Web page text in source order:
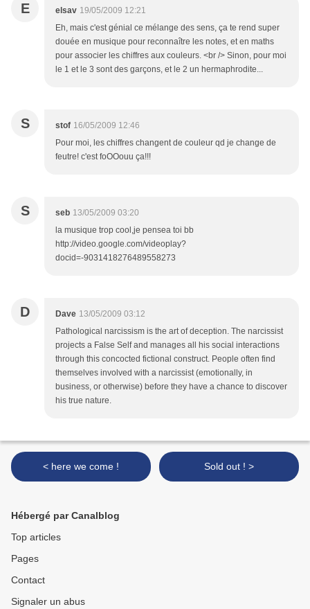
E elsav 19/05/2009 12:21
Eh, mais c'est génial ce mélange des sens, ça te rend super
douée en musique pour reconnaître les notes, et en maths
pour associer les chiffres aux couleurs. <br /> Sinon, pour moi
le 1 et le 3 sont des garçons, et le 2 un hermaphrodite...
S stof 16/05/2009 12:46
Pour moi, les chiffres changent de couleur qd je change de
feutre! c'est foOOouu ça!!!
S seb 13/05/2009 03:20
la musique trop cool,je pensea toi bb
http://video.google.com/videoplay?
docid=-9031418276489558273
D Dave 13/05/2009 03:12
Pathological narcissism is the art of deception. The narcissist
projects a False Self and manages all his social interactions
through this concocted fictional construct. People often find
themselves involved with a narcissist (emotionally, in
business, or otherwise) before they have a chance to discover
his true nature.
< here we come ! Sold out ! >
Hébergé par Canalblog
Top articles
Pages
Contact
Signaler un abus